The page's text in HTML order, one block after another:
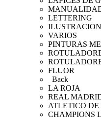
LETTERING
ILUSTRACION
VARIOS
PINTURAS
FLUOR
Back
LA ROJA
REAL
ATLETICO
CHAMPIONS